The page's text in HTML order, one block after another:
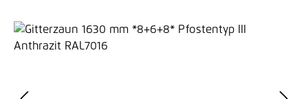
Bildergalerie überspringen